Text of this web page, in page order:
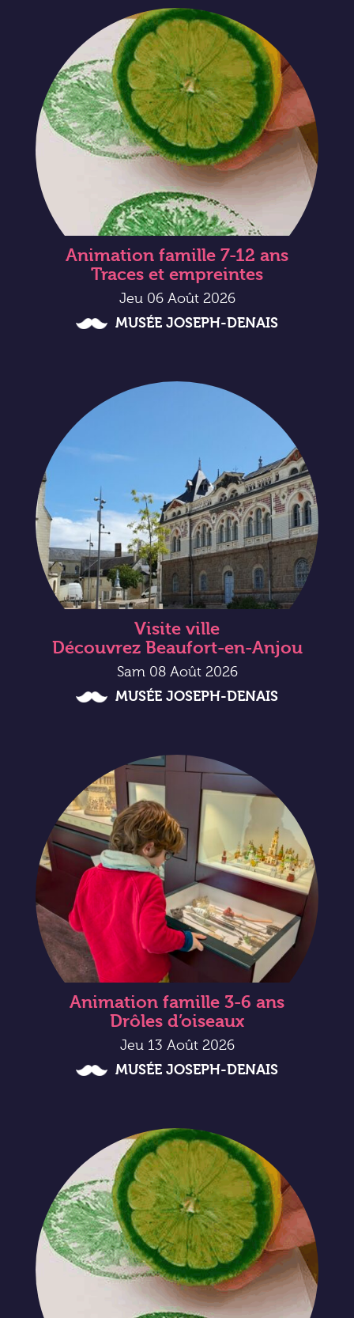
Animation famille 7-12 ans
Traces et empreintes
Jeu 06 Août 2026
MUSÉE JOSEPH-DENAIS
Visite ville
Découvrez Beaufort-en-Anjou
Sam 08 Août 2026
MUSÉE JOSEPH-DENAIS
Animation famille 3-6 ans
Drôles d’oiseaux
Jeu 13 Août 2026
MUSÉE JOSEPH-DENAIS